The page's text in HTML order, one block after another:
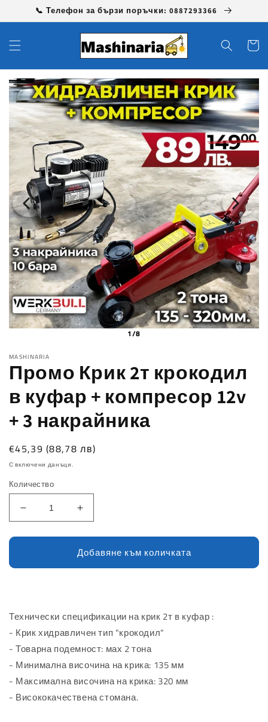
Преминаване
съдържанието
📞 Телефон за бързи поръчки: 0887293366
1/8
MASHINARIA
Промо Крик 2т крокодил
в куфар + компресор 12v
+ 3 накрайника
Обичайна
цена
€45,39(88,78 лв)
С включени данъци.
Количество
Намаляване
на
количеството
в
+
компресор
12v
+
накрайника
Увеличаване
на
количеството
за
в
+
компресор
12v
накрайника
Добавяне към количката
Технически спецификации на крик 2т в куфар :
- Крик хидравличен тип "крокодил"
- Товарна подемност: мах 2 тона
- Минимална височина на крика: 135 мм
- Максимална височина на крика: 320 мм
- Висококачествена стомана.